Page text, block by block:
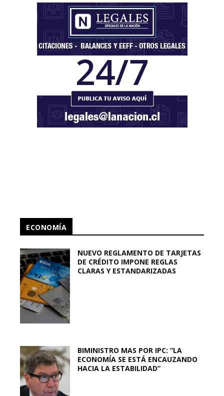
ECONOMÍA
NUEVO REGLAMENTO DE TARJETAS
DE CRÉDITO IMPONE REGLAS
CLARAS Y ESTANDARIZADAS
BIMINISTRO MAS POR IPC: “LA
ECONOMÍA SE ESTÁ ENCAUZANDO
HACIA LA ESTABILIDAD”